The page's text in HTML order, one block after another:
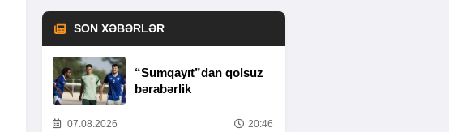
SON XƏBƏRLƏR
“Sumqayıt”dan qolsuz
bərabərlik
07.08.2026 20:46